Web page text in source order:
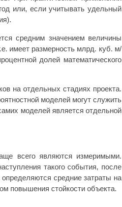
или, если учитывать удельный
средним значением величины
имеет размерность млрд. куб. м/
долей математического
на отдельных стадиях проекта.
моделей могут служить
моделей является отдельной
всего являются измеримыми.
такого события, после
средние затраты на
повышения стойкости объекта.